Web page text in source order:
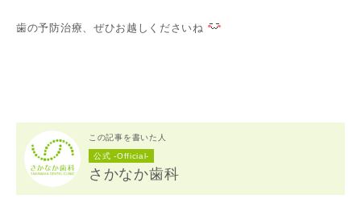
歯の予防治療、ぜひお越しくださいね
この記事を書いた人
公式 -Official-
さかなか歯科